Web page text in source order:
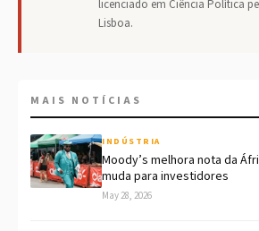
licenciado em Ciência Política
Lisboa.
MAIS NOTÍCIAS
INDÚSTRIA
Moody’s melhora nota da
muda para investidores
May 28, 2026